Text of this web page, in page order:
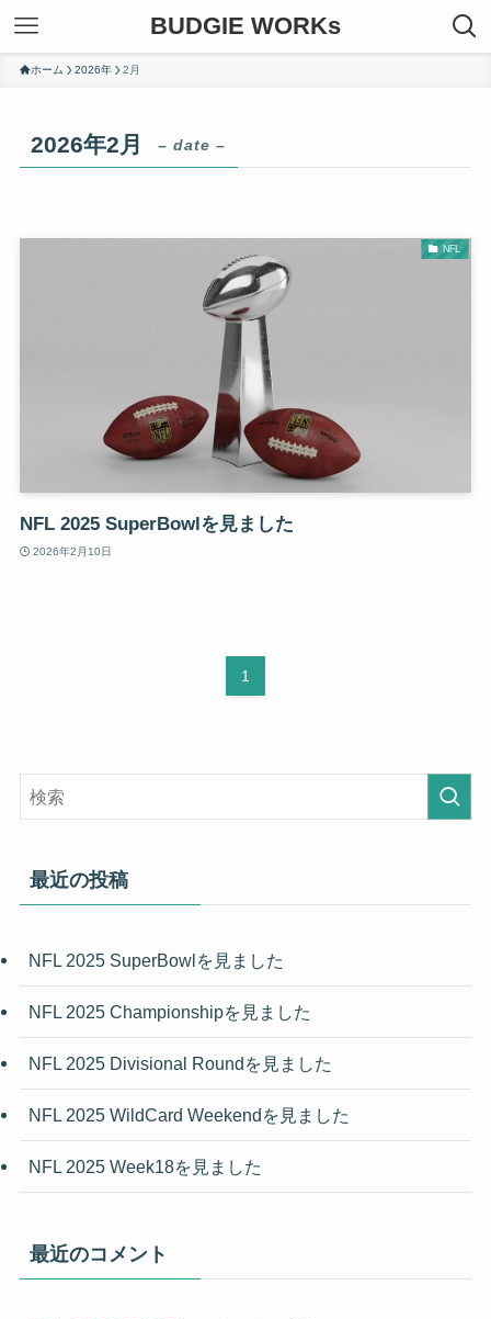
BUDGIE WORKs
ホーム 2026年 2月
2026年2月 – date –
NFL
NFL 2025 SuperBowlを見ました
2026年2月10日
1
最近の投稿
NFL 2025 SuperBowlを見ました
NFL 2025 Championshipを見ました
NFL 2025 Divisional Roundを見ました
NFL 2025 WildCard Weekendを見ました
NFL 2025 Week18を見ました
最近のコメント